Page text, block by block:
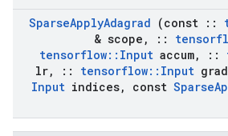
SparseApplyAdagrad (const ::
& scope , ::
tensorflow:: Input accum, ::
lr, :: tensorflow:: Input grad
Input indices, const Sparse